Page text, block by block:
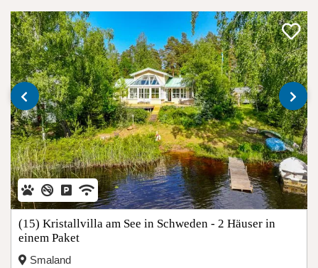
(15) Kristallvilla am See in Schweden - 2 Häuser in
einem Paket
Smaland
‹ ›